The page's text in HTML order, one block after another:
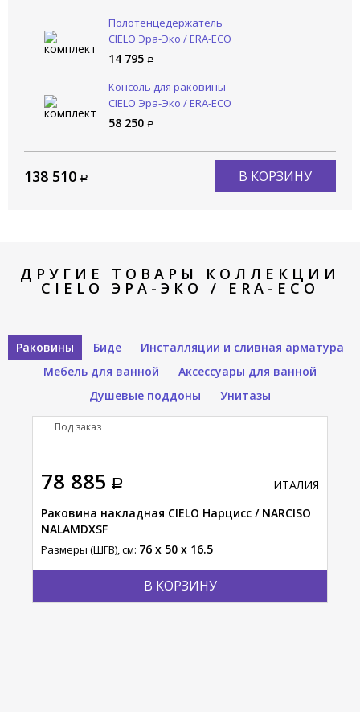
Полотенцедержатель
CIELO Эра-Эко / ERA-ECO
ERPLST NM
14 795
Консоль для раковины
CIELO Эра-Эко / ERA-ECO
ERST60 NM
58 250
138 510 В КОРЗИНУ
ДРУГИЕ ТОВАРЫ КОЛЛЕКЦИИ
CIELO ЭРА-ЭКО / ERA-ECO
Раковины Биде
Инсталляции и сливная арматура
Мебель для ванной
Аксессуары для ванной
Душевые поддоны
Унитазы
78 885
В КОРЗИНУ
ИТАЛИЯ
Раковина накладная CIELO Нарцисс / NARCISO
NALAMDXSF
Размеры (ШГВ), см: 76 x 50 x 16.5
Под заказ